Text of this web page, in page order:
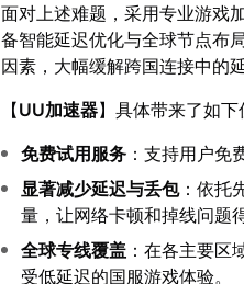
面对上述难题，采用专业游戏
备智能延迟优化与全球节点布
因素，大幅缓解跨国连接中的
【UU加速器】具体带来了如下
免费试用服务 ：支持用户免
显著减少延迟与丢包：依托
量，让网络卡顿和掉线问题
全球专线覆盖 ：在各主要
受低延迟的国服游戏体验。